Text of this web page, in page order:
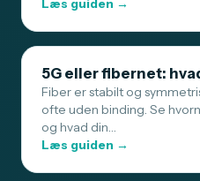
Læs guiden →
5G eller fibernet:
Fiber er stabilt og
ofte uden binding. Se
og hvad din…
Læs guiden →